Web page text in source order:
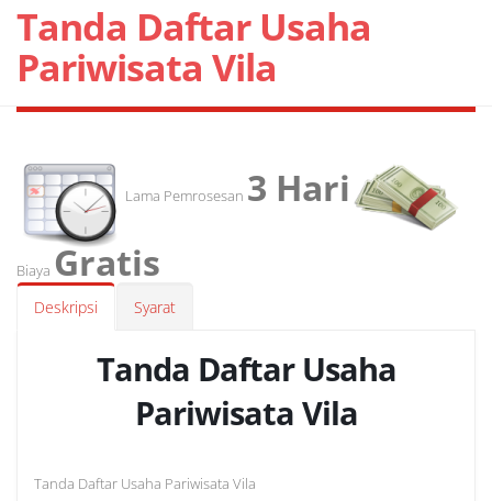
Tanda Daftar Usaha
Pariwisata Vila
Lama Pemrosesan 3 Hari
Biaya Gratis
Deskripsi Syarat
Tanda Daftar Usaha
Pariwisata Vila
Tanda Daftar Usaha Pariwisata Vila